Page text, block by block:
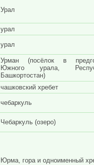
Урал
урал
урал
Урман (посёлок в
Южного урала,
Башкортостан)
чашковский хребет
чебаркуль
Чебаркуль (озеро)
Юрма, гора и одноименный